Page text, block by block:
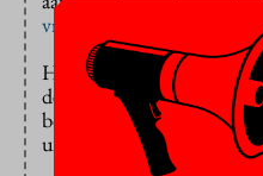
vrouwen
Hierin gaan zes vrouwen
de vraag dat er nog steeds
bovenste lagen van het
universiteiten te vinden